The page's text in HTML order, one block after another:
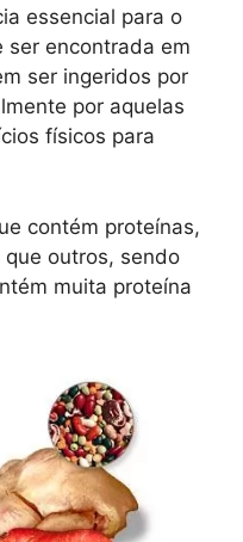
essencial para o
ser encontrada em
ser ingeridos por
por aquelas
físicos para
contém proteínas,
outros, sendo
muita proteína